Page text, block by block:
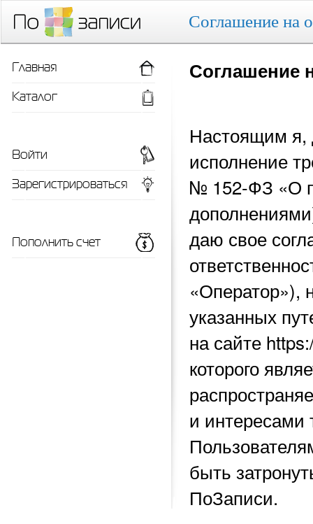
Соглашение на
Соглашение
Настоящим я,
исполнение
№ 152-ФЗ «О
даю свое
«Оператор»),
указанных
на сайте
которого
и
быть
ПоЗаписи.
Главная
Каталог
Войти
Зарегистрироваться
Пополнить счет